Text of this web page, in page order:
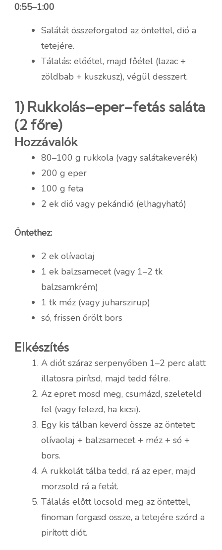
0:55–1:00
Salátát összeforgatod az öntettel, dió a
tetejére.
Tálalás: előétel, majd főétel (lazac +
zöldbab + kuszkusz), végül desszert.
1) Rukkolás–eper–fetás saláta
(2 főre)
Hozzávalók
80–100 g rukkola (vagy salátakeverék)
200 g eper
100 g feta
2 ek dió vagy pekándió (elhagyható)
Öntethez:
2 ek olívaolaj
1 ek balzsamecet (vagy 1–2 tk
balzsamkrém)
1 tk méz (vagy juharszirup)
só, frissen őrölt bors
Elkészítés
A diót száraz serpenyőben 1–2 perc alatt
illatosra pirítsd, majd tedd félre.
Az epret mosd meg, csumázd, szeleteld
fel (vagy felezd, ha kicsi).
Egy kis tálban keverd össze az öntetet:
olívaolaj + balzsamecet + méz + só +
bors.
A rukkolát tálba tedd, rá az eper, majd
morzsold rá a fetát.
Tálalás előtt locsold meg az öntettel,
finoman forgasd össze, a tetejére szórd a
pirított diót.